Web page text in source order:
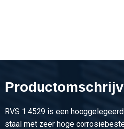
Bruto prijs
Artikelnummer
RVS 1.4529 is een
staal met zeer hoge